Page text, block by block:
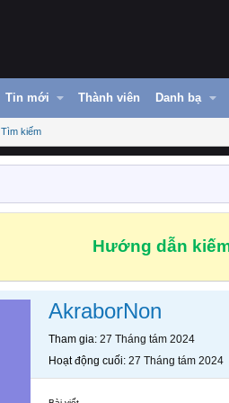
Tin mới Thành viên Danh bạ
Tìm kiếm
Hướng dẫn
AkraborNon
Tham gia 27 Tháng tám 2024
Hoạt động cuối 27 Tháng tám 2024